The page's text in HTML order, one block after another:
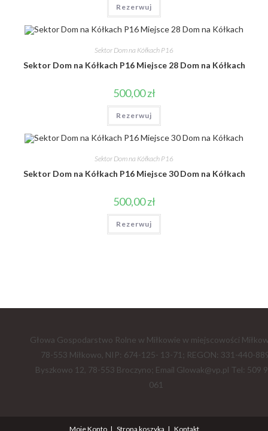
Rezerwuj
Sektor Dom na Kółkach P16
Sektor Dom na Kółkach P16 Miejsce 28 Dom na Kółkach
500,00zł
Rezerwuj
Sektor Dom na Kółkach P16
Sektor Dom na Kółkach P16 Miejsce 30 Dom na Kółkach
500,00zł
Rezerwuj
Głowa Gospodarstwo Rolne w Miłkowie w miejscowości
78-553 Miłkowo, NIP: 674-125- 13-71; REGON: 331-440-
Byszkowo 12, 78-553 Broczyno; Email Glowak@vp.pl Tel: 509
061
Moje Konto Strona koszyka Kontakt